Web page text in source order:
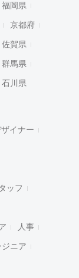
福岡県
京都府
佐賀県
群馬県
石川県
イナー
ッフ
人事
ニア